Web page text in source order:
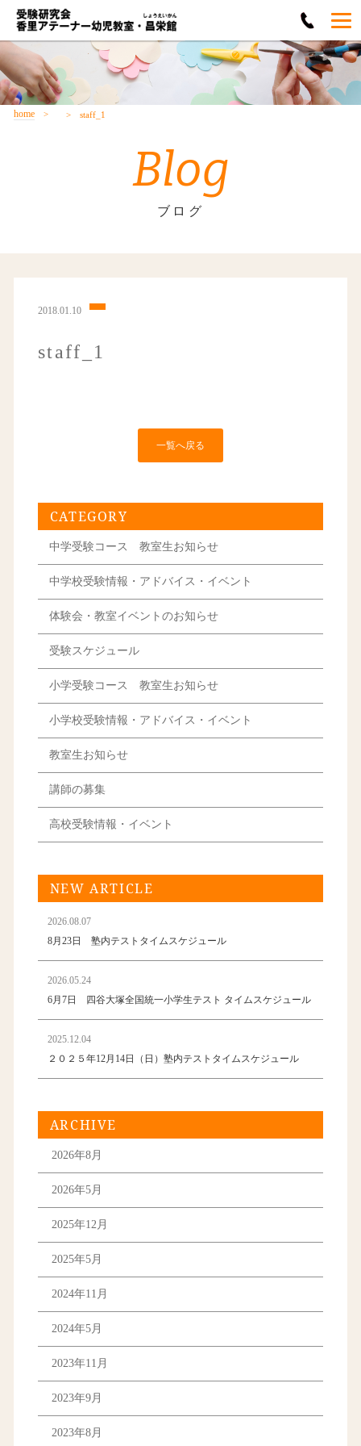
home staff_1
Blog
ブログ
2018.01.10
staff_1
一覧へ戻る
CATEGORY
中学受験コース 教室生お知らせ
中学校受験情報・アドバイス・イベント
体験会・教室イベントのお知らせ
受験スケジュール
小学受験コース 教室生お知らせ
小学校受験情報・アドバイス・イベント
教室生お知らせ
講師の募集
高校受験情報・イベント
NEW ARTICLE
2026.08.07
8月23日 塾内テストタイムスケジュール
2026.05.24
6月7日 四谷大塚全国統一小学生テスト タイムスケジュール
2025.12.04
２０２５年12月14日（日）塾内テストタイムスケジュール
ARCHIVE
2026年8月
2026年5月
2025年12月
2025年5月
2024年11月
2024年5月
2023年11月
2023年9月
2023年8月